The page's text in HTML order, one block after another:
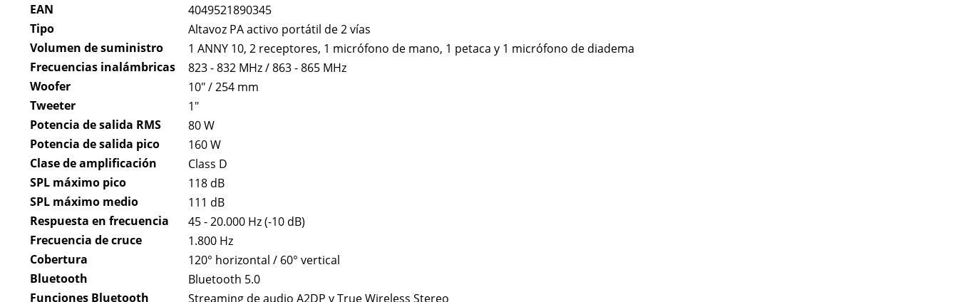
EAN
4049521890345
Tipo
Altavoz PA activo portátil de 2 vías
Volumen de suministro
1 ANNY 10, 2 receptores, 1 micrófono de mano, 1 petaca y 1 micrófono de diadema
Frecuencias inalámbricas
823 - 832 MHz / 863 - 865 MHz
Woofer
10" / 254 mm
Tweeter
1"
Potencia de salida RMS
80 W
Potencia de salida pico
160 W
Clase de amplificación
Class D
SPL máximo pico
118 dB
SPL máximo medio
111 dB
Respuesta en frecuencia
45 - 20.000 Hz (-10 dB)
Frecuencia de cruce
1.800 Hz
Cobertura
120° horizontal / 60° vertical
Bluetooth
Bluetooth 5.0
Funciones Bluetooth
Streaming de audio A2DP y True Wireless Stereo